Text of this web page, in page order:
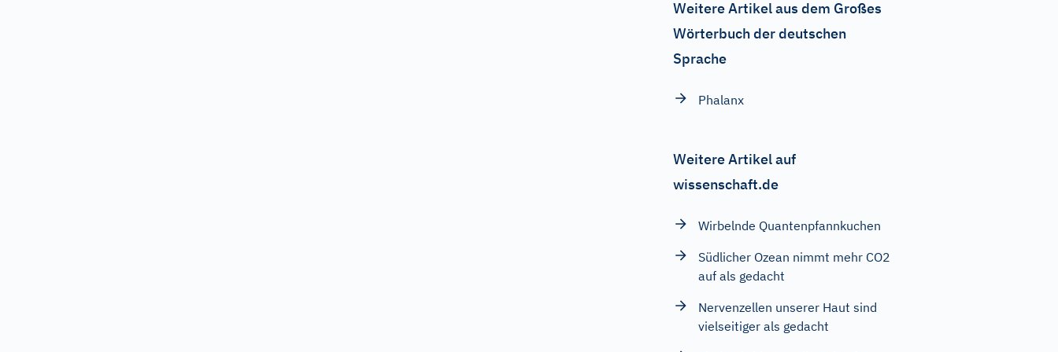
Weitere Artikel aus dem Großes
Wörterbuch der deutschen
Sprache
Phalanx
Weitere Artikel auf
wissenschaft.de
Wirbelnde Quantenpfannkuchen
Südlicher Ozean nimmt mehr CO2
auf als gedacht
Nervenzellen unserer Haut sind
vielseitiger als gedacht